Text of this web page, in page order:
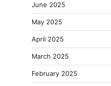
June 2025
May 2025
April 2025
March 2025
February 2025